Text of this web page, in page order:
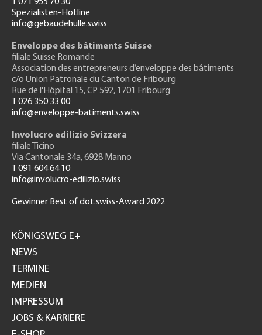
Spezialisten-Hotline
info@gebäudehülle.swiss
Enveloppe des bâtiments Suisse
filiale Suisse Romande
Association des entrepreneurs d’enveloppe des bâtiments
c/o Union Patronale du Canton de Fribourg
Rue de l'Hôpital 15, CP 592, 1701 Fribourg
T 026 350 33 00
info@enveloppe-batiments.swiss
Involucro edilizio Svizzera
filiale Ticino
Via Cantonale 34a, 6928 Manno
T 091 604 64 10
info@involucro-edilizio.swiss
Gewinner Best of dot.swiss-Award 2022
GH
KÖNIGSWEG E+
NEWS
TERMINE
MEDIEN
IMPRESSUM
JOBS & KARRIERE